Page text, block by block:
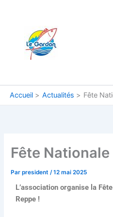
Accueil Actualités Fête
Fête
Parpresident/12 mai 2025
L’association organise la
Reppe !